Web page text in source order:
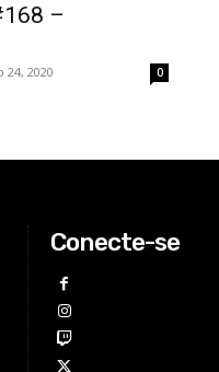
–
24, 2020 0
Conecte-se